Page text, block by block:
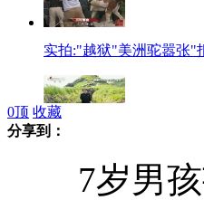
实拍:"越狱"美洲驼嚣张"
0顶 收藏
分享到：
7岁男孩